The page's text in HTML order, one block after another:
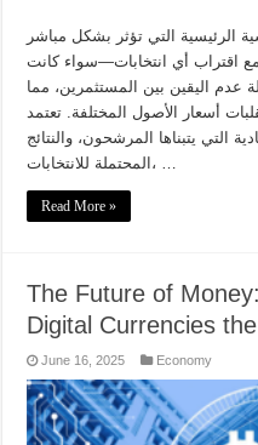
الرئيسية التي تؤثر بشكل مباشر
اقتراب أي انتخابات—سواء كانت
عدم اليقين بين المستثمرين، مما
أسعار الأصول المختلفة. تعتمد
التي يتبناها المرشحون، والنتائج
المحتملة للانتخابات، …
Read More »
The Future of
Digital Currencies
June 16, 2025 Economy